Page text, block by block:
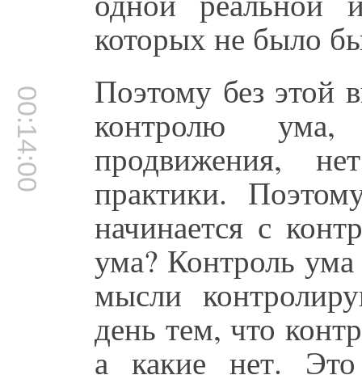
которых не было
00:14:00 Поэтому без этой
контролю
продвижения,
практики.
начинается с
ума? Контроль ума
мысли
день тем, что
а какие нет.